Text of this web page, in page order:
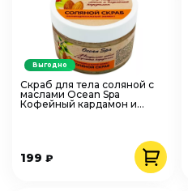
Скраб для тела соляной с
маслами Ocean Spa
Кофейный кардамон и
199 ₽
Выгодно